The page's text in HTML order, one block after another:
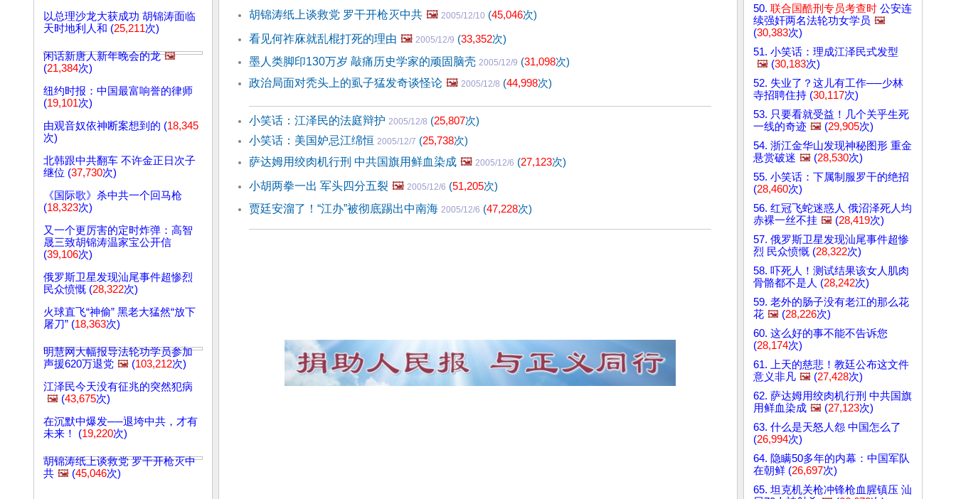
以总理沙龙大获成功 胡锦涛面临
天时地利人和 (25,211次)
闲话新唐人新年晚会的龙 🖼️
(21,384次)
纽约时报：中国最富响誉的律师
(19,101次)
由观音奴依神断案想到的 (18,345
次)
北韩跟中共翻车 不许金正日次子
继位 (37,730次)
《国际歌》杀中共一个回马枪
(18,323次)
又一个更厉害的定时炸弹：高智
晟三致胡锦涛温家宝公开信
(39,106次)
俄罗斯卫星发现汕尾事件超惨烈
民众愤慨 (28,322次)
火球直飞“神偷” 黑老大猛然“放下
屠刀” (18,363次)
明慧网大幅报导法轮功学员参加
声援620万退党 🖼️ (103,212次)
江泽民今天没有征兆的突然犯病
🖼️ (43,675次)
在沉默中爆发──退垮中共，才有
未来！ (19,220次)
胡锦涛纸上谈救党 罗干开枪灭中
共 🖼️ (45,046次)
胡锦涛纸上谈救党 罗干开枪灭中共 🖼️ 2005/12/10 (45,046次)
看见何祚庥就乱棍打死的理由 🖼️ 2005/12/9 (33,352次)
墨人类脚印130万岁 敲痛历史学家的顽固脑壳 2005/12/9 (31,098次)
政治局面对秃头上的虱子猛发奇谈怪论 🖼️ 2005/12/8 (44,998次)
小笑话：江泽民的法庭辩护 2005/12/8 (25,807次)
小笑话：美国妒忌江绵恒 2005/12/7 (25,738次)
萨达姆用绞肉机行刑 中共国旗用鲜血染成 🖼️ 2005/12/6 (27,123次)
小胡两拳一出 军头四分五裂 🖼️ 2005/12/6 (51,205次)
贾廷安溜了！“江办”被彻底踢出中南海 2005/12/6 (47,228次)
50. 联合国酷刑专员考查时 公安连
续强奸两名法轮功女学员 🖼️
(30,383次)
51. 小笑话：理成江泽民式发型
🖼️ (30,183次)
52. 失业了？这儿有工作──少林
寺招聘住持 (30,117次)
53. 只要看就受益！几个关乎生死
一线的奇迹 🖼️ (29,905次)
54. 浙江金华山发现神秘图形 重金
悬赏破迷 🖼️ (28,530次)
55. 小笑话：下属制服罗干的绝招
(28,460次)
56. 红冠飞蛇迷惑人 俄沼泽死人均
赤裸一丝不挂 🖼️ (28,419次)
57. 俄罗斯卫星发现汕尾事件超惨
烈 民众愤慨 (28,322次)
58. 吓死人！测试结果该女人肌肉
骨骼都不是人 (28,242次)
59. 老外的肠子没有老江的那么花
花 🖼️ (28,226次)
60. 这么好的事不能不告诉您
(28,174次)
61. 上天的慈悲！教廷公布这文件
意义非凡 🖼️ (27,428次)
62. 萨达姆用绞肉机行刑 中共国旗
用鲜血染成 🖼️ (27,123次)
63. 什么是天怒人怨 中国怎么了
(26,994次)
64. 隐瞒50多年的内幕：中国军队
在朝鲜 (26,697次)
65. 坦克机关枪冲锋枪血腥镇压 汕